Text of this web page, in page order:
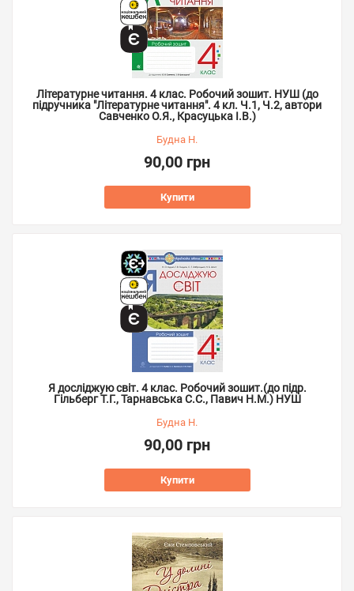
Літературне читання. 4 клас. Робочий зошит. НУШ (до
підручника "Літературне читання". 4 кл. Ч.1, Ч.2, автори
Савченко О.Я., Красуцька І.В.)
Будна Н.
90,00 грн
Купити
Я досліджую світ. 4 клас. Робочий зошит.(до підр.
Гільберг Т.Г., Тарнавська С.С., Павич Н.М.) НУШ
Будна Н.
90,00 грн
Купити